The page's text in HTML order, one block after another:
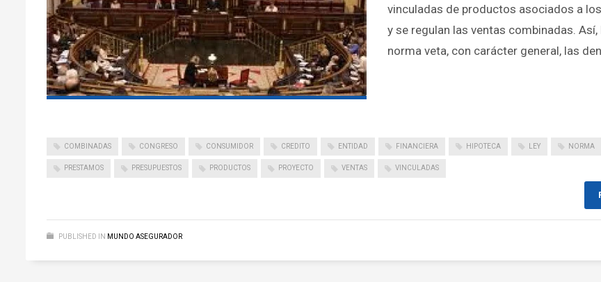
vinculadas de productos asociados a
y se regulan las ventas combinadas. Así,
norma veta, con carácter general, las
COMBINADAS CONGRESO CONSUMIDOR CREDITO ENTIDAD FINANCIERA HIPOTECA LEY NORMA
PRESTAMOS PRESUPUESTOS PRODUCTOS PROYECTO VENTAS VINCULADAS
PUBLISHED IN MUNDO ASEGURADOR